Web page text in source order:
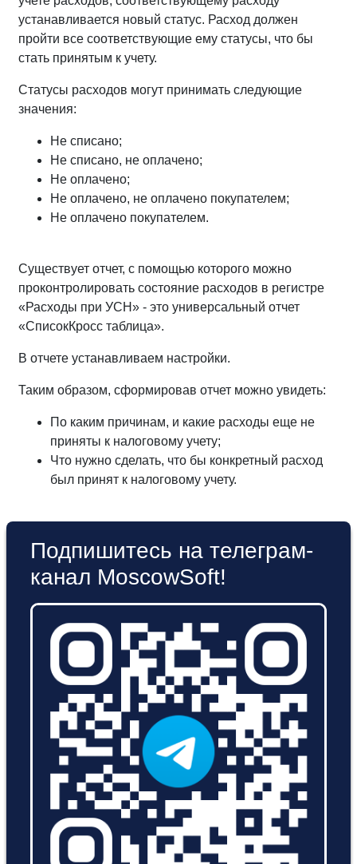
устанавливается новый статус. Расход должен
пройти все соответствующие ему статусы, что бы
стать принятым к учету.
Статусы расходов могут принимать следующие
значения:
Не списано;
Не списано, не оплачено;
Не оплачено;
Не оплачено, не оплачено покупателем;
Не оплачено покупателем.
Существует отчет, с помощью которого можно
проконтролировать состояние расходов в регистре
«Расходы при УСН» - это универсальный отчет
«СписокКросс таблица».
В отчете устанавливаем настройки.
Таким образом, сформировав отчет можно увидеть:
По каким причинам, и какие расходы еще не
приняты к налоговому учету;
Что нужно сделать, что бы конкретный расход
был принят к налоговому учету.
Подпишитесь на телеграм-
канал MoscowSoft!